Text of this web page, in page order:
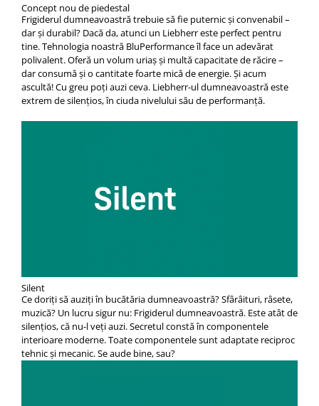
Concept nou de piedestal
Frigiderul dumneavoastră trebuie să fie puternic și convenabil –
dar și durabil? Dacă da, atunci un Liebherr este perfect pentru
tine. Tehnologia noastră BluPerformance îl face un adevărat
polivalent. Oferă un volum uriaș și multă capacitate de răcire –
dar consumă și o cantitate foarte mică de energie. Și acum
ascultă! Cu greu poți auzi ceva. Liebherr-ul dumneavoastră este
extrem de silențios, în ciuda nivelului său de performanță.
Silent
Ce doriţi să auziţi în bucătăria dumneavoastră? Sfârâituri, râsete,
muzică? Un lucru sigur nu: Frigiderul dumneavoastră. Este atât de
silenţios, că nu-l veţi auzi. Secretul constă în componentele
interioare moderne. Toate componentele sunt adaptate reciproc
tehnic şi mecanic. Se aude bine, sau?